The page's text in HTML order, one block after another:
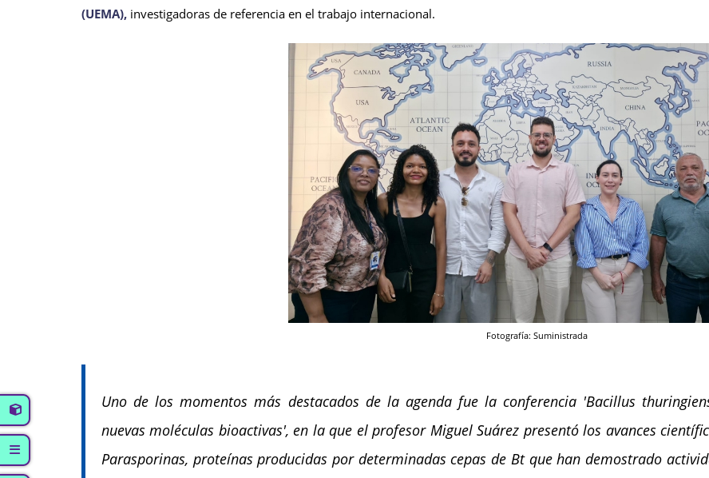
(UEMA), investigadoras de referencia en el trabajo internacional.
Fotografía: Suministrada
Uno de los momentos más destacados de la agenda fue la conferencia 'Bacillus
nuevas moléculas bioactivas', en la que el profesor Miguel Suárez presentó los avances
Parasporinas, proteínas producidas por determinadas cepas de Bt que han demostrado